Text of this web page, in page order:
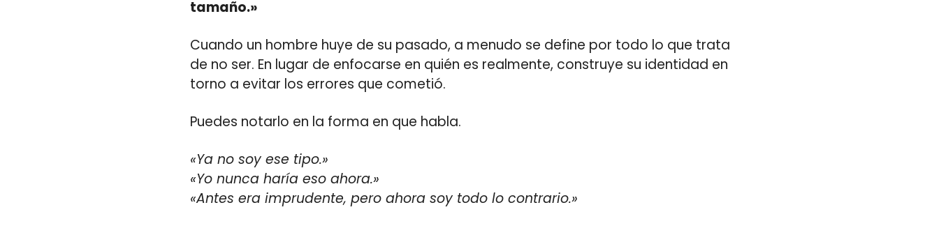
tamaño.»
Cuando un hombre huye de su pasado, a menudo se define por todo lo que trata
de no ser. En lugar de enfocarse en quién es realmente, construye su identidad en
torno a evitar los errores que cometió.
Puedes notarlo en la forma en que habla.
«Ya no soy ese tipo.»
«Yo nunca haría eso ahora.»
«Antes era imprudente, pero ahora soy todo lo contrario.»